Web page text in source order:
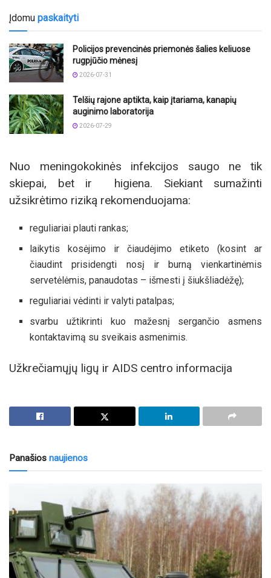
Įdomu paskaityti
Policijos prevencinės priemonės šalies keliuose
rugpjūčio mėnesį
2026-07-31
Telšių rajone aptikta, kaip įtariama, kanapių
auginimo laboratorija
2026-07-29
Nuo meningokokinės infekcijos saugo ne tik
skiepai, bet ir higiena. Siekiant sumažinti
užsikrėtimo riziką rekomenduojama:
reguliariai plauti rankas;
laikytis kosėjimo ir čiaudėjimo etiketo (kosint ar
čiaudint prisidengti nosį ir burną vienkartinėmis
servetėlėmis, panaudotas – išmesti į šiukšliadėžę);
reguliariai vėdinti ir valyti patalpas;
svarbu užtikrinti kuo mažesnį sergančio asmens
kontaktavimą su sveikais asmenimis.
Užkrečiamųjų ligų ir AIDS centro informacija
Panašios naujienos